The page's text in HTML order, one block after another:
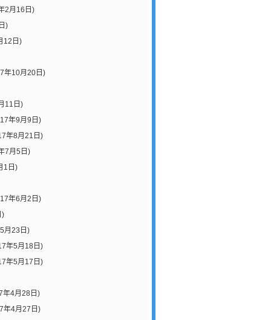
2月16日)
)
12日)
年10月20日)
11日)
年9月9日)
年8月21日)
7月5日)
1日)
年6月2日)
)
月23日)
年5月18日)
年5月17日)
年4月28日)
年4月27日)